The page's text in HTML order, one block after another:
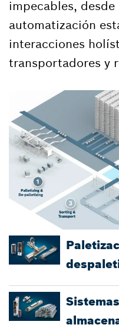
impecables,
automatización
interacciones
transportadores y